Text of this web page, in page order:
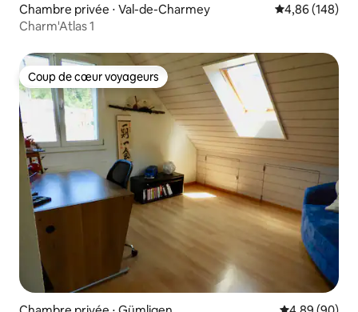
Chambre privée ⋅ Val-de-Charmey Évaluation
4,86 (148)
Charm'Atlas 1
Coup de cœur voyageurs
Coup de cœur voyageurs